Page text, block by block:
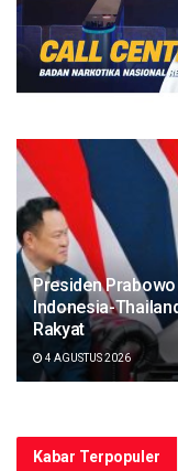
Presiden
Indonesia-
Rakyat
4 AGUSTUS 2026
Kabar Terpopuler